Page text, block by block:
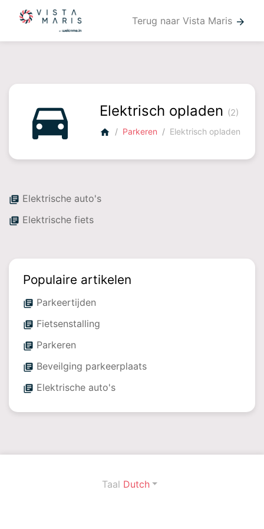
Terug naar Vista Maris arrow_forward
directions_car Elektrisch opladen (2)
home Parkeren Elektrisch opladen
library_books Elektrische auto's
library_books Elektrische fiets
Populaire artikelen
library_books Parkeertijden
library_books Fietsenstalling
library_books Parkeren
library_books Beveilging parkeerplaats
library_books Elektrische auto's
Taal Dutch